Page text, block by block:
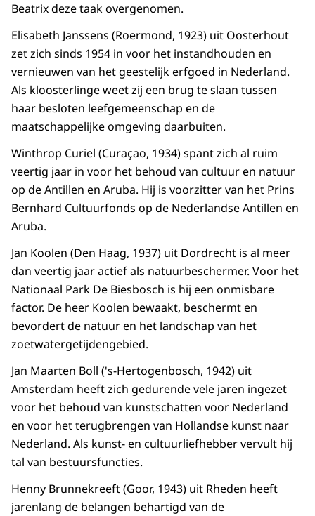
Beatrix deze taak overgenomen.
Elisabeth Janssens (Roermond, 1923) uit Oosterhout
zet zich sinds 1954 in voor het instandhouden en
vernieuwen van het geestelijk erfgoed in Nederland.
Als kloosterlinge weet zij een brug te slaan tussen
haar besloten leefgemeenschap en de
maatschappelijke omgeving daarbuiten.
Winthrop Curiel (Curaçao, 1934) spant zich al ruim
veertig jaar in voor het behoud van cultuur en natuur
op de Antillen en Aruba. Hij is voorzitter van het Prins
Bernhard Cultuurfonds op de Nederlandse Antillen en
Aruba.
Jan Koolen (Den Haag, 1937) uit Dordrecht is al meer
dan veertig jaar actief als natuurbeschermer. Voor het
Nationaal Park De Biesbosch is hij een onmisbare
factor. De heer Koolen bewaakt, beschermt en
bevordert de natuur en het landschap van het
zoetwatergetijdengebied.
Jan Maarten Boll ('s-Hertogenbosch, 1942) uit
Amsterdam heeft zich gedurende vele jaren ingezet
voor het behoud van kunstschatten voor Nederland
en voor het terugbrengen van Hollandse kunst naar
Nederland. Als kunst- en cultuurliefhebber vervult hij
tal van bestuursfuncties.
Henny Brunnekreeft (Goor, 1943) uit Rheden heeft
jarenlang de belangen behartigd van de